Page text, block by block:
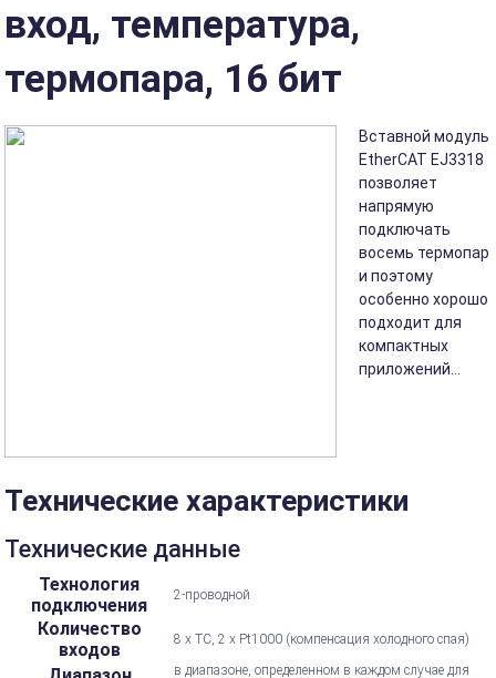
вход, температура,
термопара, 16 бит
Вставной модуль
EtherCAT EJ3318
позволяет
напрямую
подключать
восемь термопар
и поэтому
особенно хорошо
подходит для
компактных
приложений...
Технические характеристики
Технические данные
Технология
подключения
2-проводной
Количество
входов
8 x TC, 2 x Pt1000 (компенсация холодного спая)
в диапазоне, определенном в каждом случае для